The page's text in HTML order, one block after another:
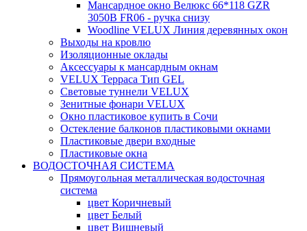
Мансардное окно Велюкс 66*118 GZR
3050B FR06 - ручка снизу
Woodline VELUX Линия деревянных окон
Выходы на кровлю
Изоляционные оклады
Аксессуары к мансардным окнам
VELUX Терраса Тип GEL
Световые туннели VELUX
Зенитные фонари VELUX
Окно пластиковое купить в Сочи
Остекление балконов пластиковыми окнами
Пластиковые двери входные
Пластиковые окна
ВОДОСТОЧНАЯ СИСТЕМА
Прямоугольная металлическая водосточная
система
цвет Коричневый
цвет Белый
цвет Вишневый